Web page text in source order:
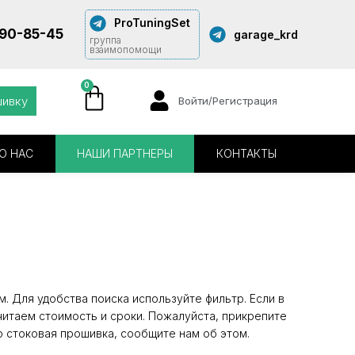
85-45
ProTuningSet
группа
взаимопомощи
garage_krd
0
Войти/Регистрация
НАС НАШИ ПАРТНЕРЫ КОНТАКТЫ
удобства поиска используйте фильтр. Если в
стоимость и сроки. Пожалуйста, прикрепите
стоковая прошивка, сообщите нам об этом.